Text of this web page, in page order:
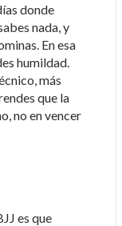
donde
nada, y
En esa
humildad.
más
que la
no en vencer
es que